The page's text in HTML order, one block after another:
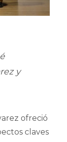
y
ofreció
claves